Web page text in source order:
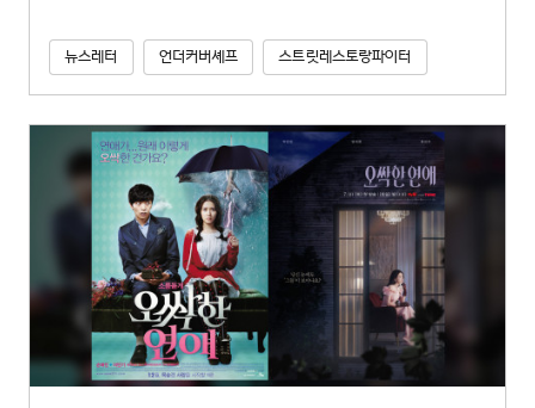
뉴스레터 언더커버셰프 스트릿레스토랑파이터